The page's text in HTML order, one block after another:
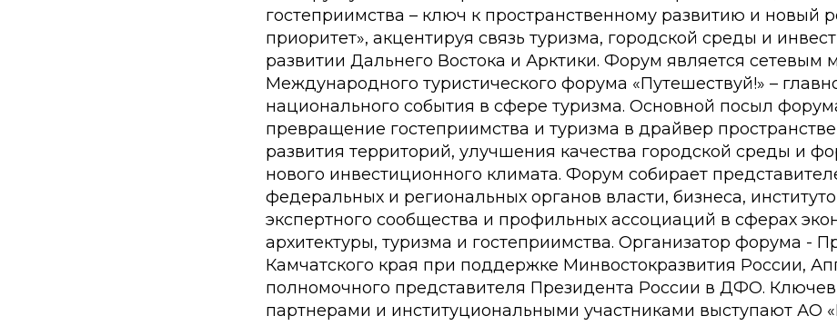
гостеприимства – ключ к пространственному развитию и новый
приоритет», акцентируя связь туризма, городской среды и
развитии Дальнего Востока и Арктики. Форум является сетевым
Международного туристического форума «Путешествуй!» –
национального события в сфере туризма. Основной посыл
превращение гостеприимства и туризма в драйвер
развития территорий, улучшения качества городской среды и
нового инвестиционного климата. Форум собирает
федеральных и региональных органов власти, бизнеса,
экспертного сообщества и профильных ассоциаций в сферах
архитектуры, туризма и гостеприимства. Организатор форума -
Камчатского края при поддержке Минвостокразвития России,
полномочного представителя Президента России в ДФО.
партнерами и институциональными участниками выступают АО